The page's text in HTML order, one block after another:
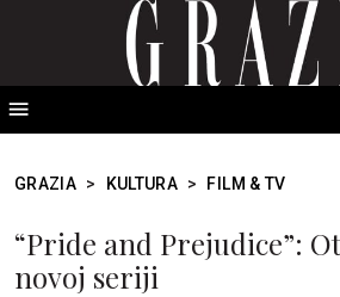
GRAZIA > KULTURA > FILM & TV
“Pride and Prejudice”:
novoj seriji